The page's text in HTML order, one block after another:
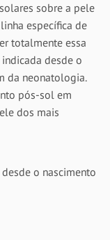
sobre a pele
específica de
totalmente essa
desde o
da neonatologia.
pós-sol em
dos mais
o nascimento